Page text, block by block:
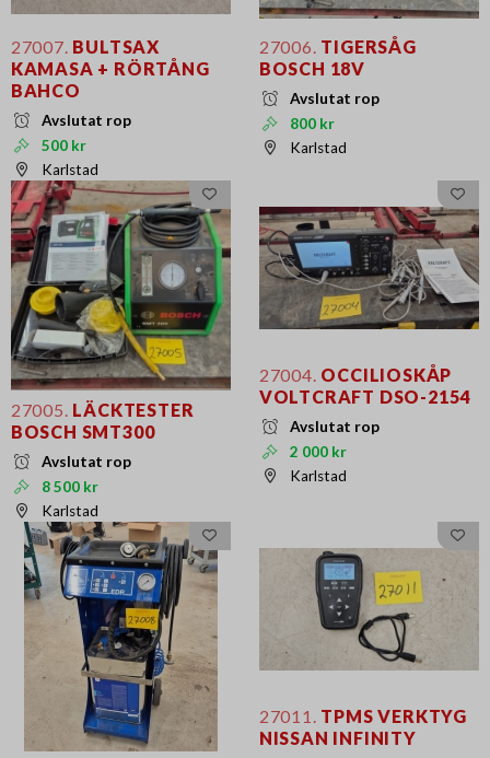
27007. BULTSAX
KAMASA + RÖRTÅNG
BAHCO
Avslutat rop
500 kr
Karlstad
27006. TIGERSÅG
BOSCH 18V
Avslutat rop
800 kr
Karlstad
27005. LÄCKTESTER
BOSCH SMT300
Avslutat rop
8 500 kr
Karlstad
27004. OCCILIOSKÅP
VOLTCRAFT DSO-2154
Avslutat rop
2 000 kr
Karlstad
27011. TPMS VERKTYG
NISSAN INFINITY